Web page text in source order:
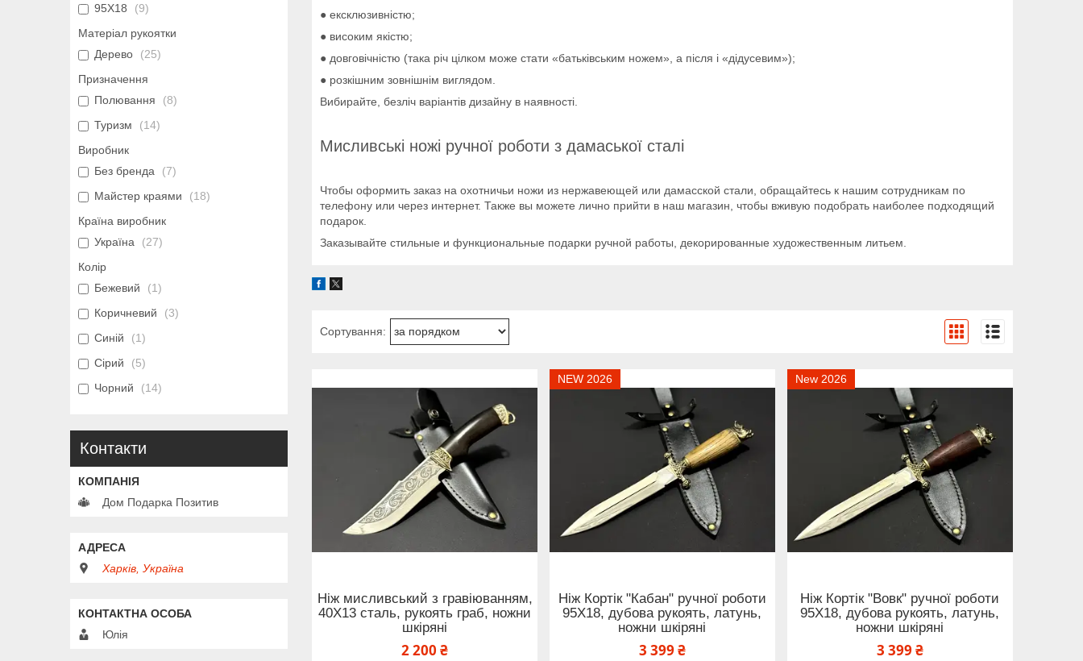
● ексклюзивністю;
● високим якістю;
● довговічністю (така річ цілком може стати «батьківським ножем», а після і «дідусевим»);
● розкішним зовнішнім виглядом.
Вибирайте, безліч варіантів дизайну в наявності.
Мисливські ножі ручної роботи з дамаської сталі
Чтобы оформить заказ на охотничьи ножи из нержавеющей или дамасской стали, обращайтесь к нашим сотрудникам по
телефону или через интернет. Также вы можете лично прийти в наш магазин, чтобы вживую подобрать наиболее подходящий
подарок.
Заказывайте стильные и функциональные подарки ручной работы, декорированные художественным литьем.
Ніж мисливський з гравіюванням,
40Х13 сталь, рукоять граб, ножни
шкіряні
2 200 ₴
NEW 2026
Ніж Кортік "Кабан" ручної роботи
95Х18, дубова рукоять, латунь,
ножни шкіряні
3 399 ₴
New 2026
Ніж Кортік "Вовк" ручної роботи
95Х18, дубова рукоять, латунь,
ножни шкіряні
3 399 ₴
95Х18
9
Матеріал рукоятки
Дерево
25
Призначення
Полювання
8
Туризм
14
Виробник
Без бренда
7
Майстер краями
18
Країна виробник
Україна
27
Колір
Бежевий
1
Коричневий
3
Синій
1
Сірий
5
Чорний
14
Контакти
Дом Подарка Позитив
Харків, Україна
Юлія